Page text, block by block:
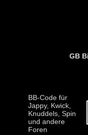
GB
BB-Code für
Jappy, Kwick,
Knuddels, Spin
und andere
Foren